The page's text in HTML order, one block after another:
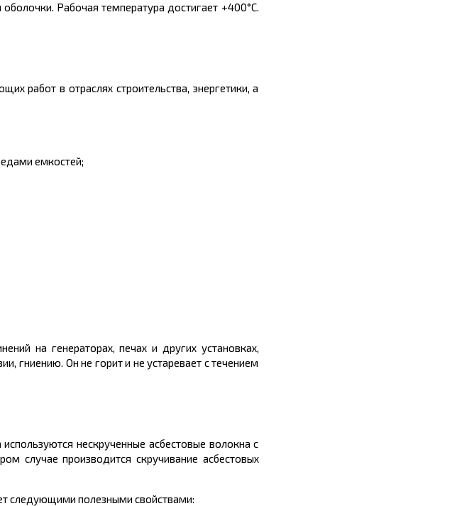
Рабочая температура достигает +400°C.
работ в отраслях строительства, энергетики, а
емкостей;
на генераторах, печах и других установках,
гниению. Он не горит и не устаревает с течением
нескрученные асбестовые волокна с
случае производится скручивание асбестовых
следующими полезными свойствами: